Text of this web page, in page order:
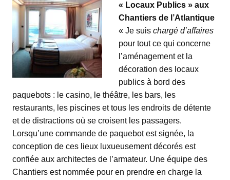
« Locaux Publics » aux
Chantiers de l’Atlantique
« Je suis chargé d’affaires
pour tout ce qui concerne
l’aménagement et la
décoration des locaux
publics à bord des
paquebots : le casino, le théâtre, les bars, les
restaurants, les piscines et tous les endroits de détente
et de distractions où se croisent les passagers.
Lorsqu’une commande de paquebot est signée, la
conception de ces lieux luxueusement décorés est
confiée aux architectes de l’armateur. Une équipe des
Chantiers est nommée pour en prendre en charge la